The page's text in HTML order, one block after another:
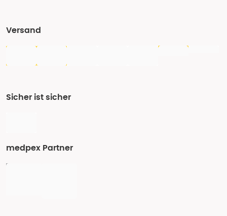
Versand
Sicher ist sicher
medpex Partner